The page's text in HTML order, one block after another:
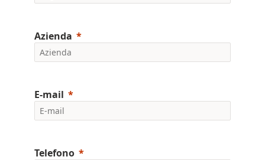
Azienda
E-mail
Telefono